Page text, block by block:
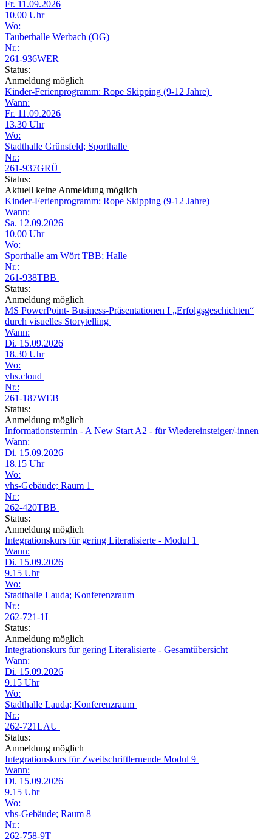
Fr. 11.09.2026
10.00 Uhr
Wo:
Tauberhalle Werbach (OG)
Nr.:
261-936WER
Status:
Anmeldung möglich
Kinder-Ferienprogramm: Rope Skipping (9-12 Jahre)
Wann:
Fr. 11.09.2026
13.30 Uhr
Wo:
Stadthalle Grünsfeld; Sporthalle
Nr.:
261-937GRÜ
Status:
Aktuell keine Anmeldung möglich
Kinder-Ferienprogramm: Rope Skipping (9-12 Jahre)
Wann:
Sa. 12.09.2026
10.00 Uhr
Wo:
Sporthalle am Wört TBB; Halle
Nr.:
261-938TBB
Status:
Anmeldung möglich
MS PowerPoint- Business-Präsentationen I „Erfolgsgeschichten“
durch visuelles Storytelling
Wann:
Di. 15.09.2026
18.30 Uhr
Wo:
vhs.cloud
Nr.:
261-187WEB
Status:
Anmeldung möglich
Informationstermin - A New Start A2 - für Wiedereinsteiger/-innen
Wann:
Di. 15.09.2026
18.15 Uhr
Wo:
vhs-Gebäude; Raum 1
Nr.:
262-420TBB
Status:
Anmeldung möglich
Integrationskurs für gering Literalisierte - Modul 1
Wann:
Di. 15.09.2026
9.15 Uhr
Wo:
Stadthalle Lauda; Konferenzraum
Nr.:
262-721-1L
Status:
Anmeldung möglich
Integrationskurs für gering Literalisierte - Gesamtübersicht
Wann:
Di. 15.09.2026
9.15 Uhr
Wo:
Stadthalle Lauda; Konferenzraum
Nr.:
262-721LAU
Status:
Anmeldung möglich
Integrationskurs für Zweitschriftlernende Modul 9
Wann:
Di. 15.09.2026
9.15 Uhr
Wo:
vhs-Gebäude; Raum 8
Nr.:
262-758-9T